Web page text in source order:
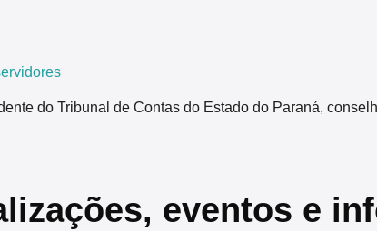
do Tribunal de Contas do Estado do Paraná,
eventos e